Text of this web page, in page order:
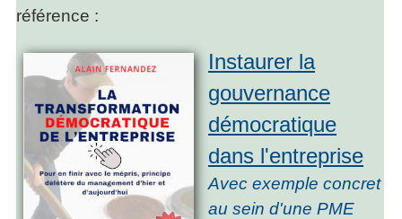
référence :
Instaurer la
gouvernance
démocratique
dans l'entreprise
Avec exemple concret
au sein d'une PME